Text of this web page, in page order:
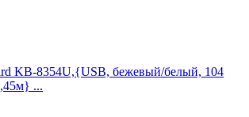
KB-8354U,{USB, бежевый/белый, 104
...